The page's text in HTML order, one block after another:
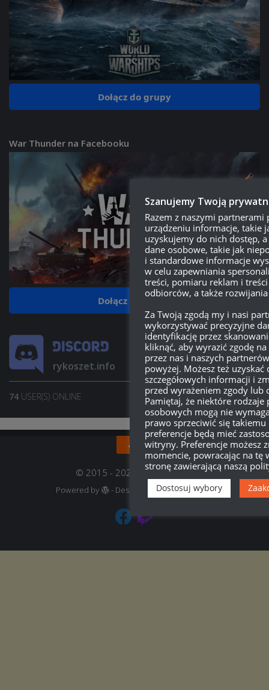
Dołącz do grupy
War Thunder na Facebooku
Dołącz do grupy
rykoszet.info
74 USER(S) ONLINE JOIN SERVER
© 2015 - 2022, rykoszet.info
Powered by - Designed withHueman Pro
Szanujemy Twoją
Razem z naszymi
urządzeniu informacje, takie
uzyskujemy do nich dostęp,
dane osobowe, takie jak
i standardowe informacje
w celu zapewniania
treści, pomiaru reklam i
odbiorców, a także
Za Twoją zgodą my i nasi
wykorzystywać precyzyjne
identyfikację przez
kliknąć, aby wyrazić zgodę
przez nas i naszych
powyżej. Możesz też
szczegółowych informacji i
przed wyrażeniem zgody lub
Pamiętaj, że niektóre rodzaje
osobowych mogą nie
prawo sprzeciwić się
preferencje będą mieć
witryny. Preferencje możesz
momencie, powracając na tę
stronę zawierającą naszą
Dostosuj wybory